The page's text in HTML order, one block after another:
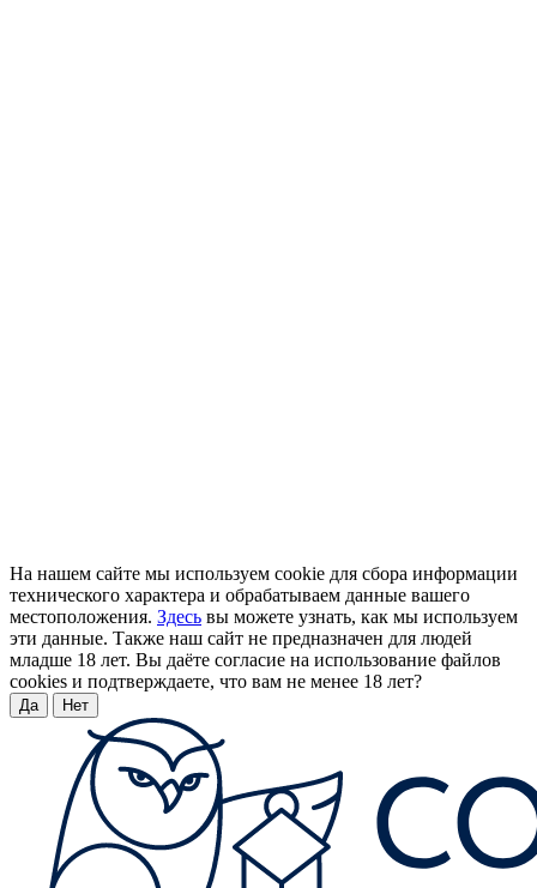
На нашем сайте мы используем cookie для сбора информации
технического характера и обрабатываем данные вашего
местоположения. Здесь вы можете узнать, как мы используем
эти данные. Также наш сайт не предназначен для людей
младше 18 лет. Вы даёте согласие на использование файлов
cookies и подтверждаете, что вам не менее 18 лет?
Да Нет